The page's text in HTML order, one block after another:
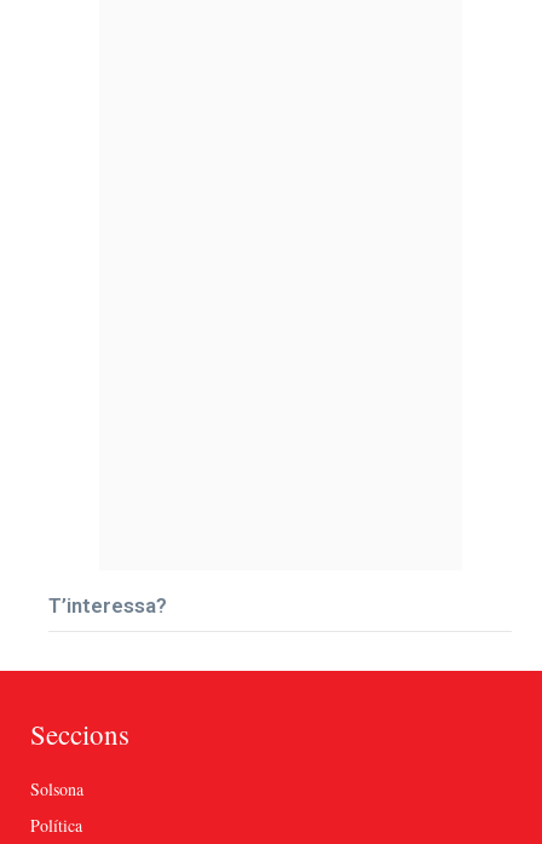
T’interessa?
Seccions
Solsona
Política